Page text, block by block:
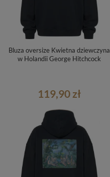
Bluza oversize Kwietna dziewczyna
w Holandii George Hitchcock
119,90 zł